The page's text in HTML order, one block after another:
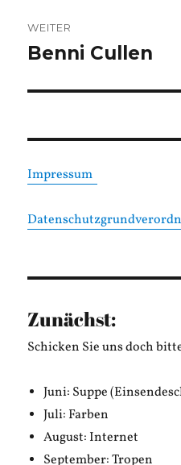
WEITER
Nächster
Benni Cullen
Impressum
Zunächst:
Schicken Sie uns doch
Juni: Suppe
Juli: Farben
August: Internet
September: Tropen